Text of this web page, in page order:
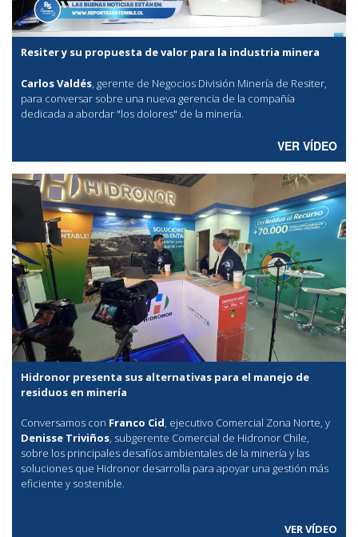
Resiter y su propuesta de valor para la industria minera
Carlos Valdés, gerente de Negocios División Minería de Resiter,
para conversar sobre una nueva gerencia de la compañía
dedicada a abordar "los dolores" de la minería.
VER VÍDEO
Hidronor presenta sus alternativas para el manejo de
residuos en minería
Conversamos con Franco Cid, ejecutivo Comercial Zona Norte, y
Denisse Triviños, subgerente Comercial de Hidronor Chile,
sobre los principales desafíos ambientales de la minería y las
soluciones que Hidronor desarrolla para apoyar una gestión más
eficiente y sostenible.
VER VÍDEO